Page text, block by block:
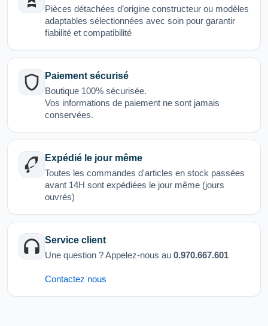
Pièces détachées d’origine constructeur ou modèles
adaptables sélectionnées avec soin pour garantir
fiabilité et compatibilité
Paiement sécurisé
Boutique 100% sécurisée.
Vos informations de paiement ne sont jamais
conservées.
Expédié le jour même
Toutes les commandes d'articles en stock passées
avant 14H sont expédiées le jour même (jours
ouvrés)
Service client
Une question ? Appelez-nous au 0.970.667.601
Contactez nous